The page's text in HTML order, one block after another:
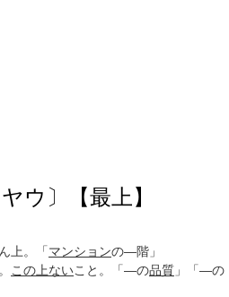
ウ〕【最上】
上。「マンションの―階」
この上ないこと。「―の品質 」「―の